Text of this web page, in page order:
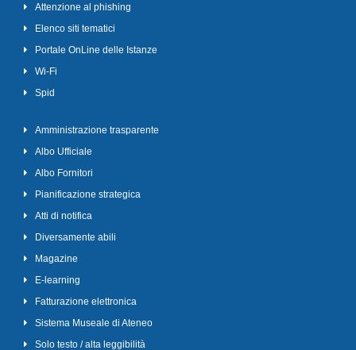
Attenzione al phishing
Elenco siti tematici
Portale OnLine delle Istanze
Wi-Fi
Spid
Amministrazione trasparente
Albo Ufficiale
Albo Fornitori
Pianificazione strategica
Atti di notifica
Diversamente abili
Magazine
E-learning
Fatturazione elettronica
Sistema Museale di Ateneo
Solo testo / alta leggibilità